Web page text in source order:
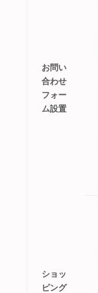
お問い
合わせ
フォー
ム設置
ショッ
ピング